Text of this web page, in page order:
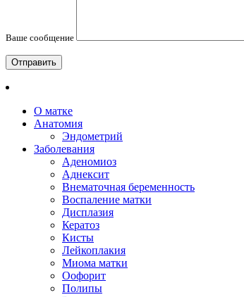
Ваше сообщение
О матке
Анатомия
Эндометрий
Заболевания
Аденомиоз
Аднексит
Внематочная беременность
Воспаление матки
Дисплазия
Кератоз
Кисты
Лейкоплакия
Миома матки
Оофорит
Полипы